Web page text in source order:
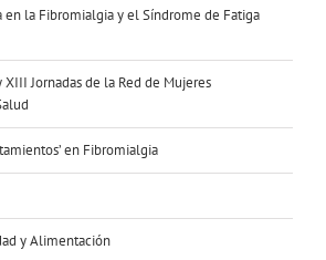
en la Fibromialgia y el Síndrome de Fatiga
Jornadas de la Red de Mujeres
en Fibromialgia
y Alimentación